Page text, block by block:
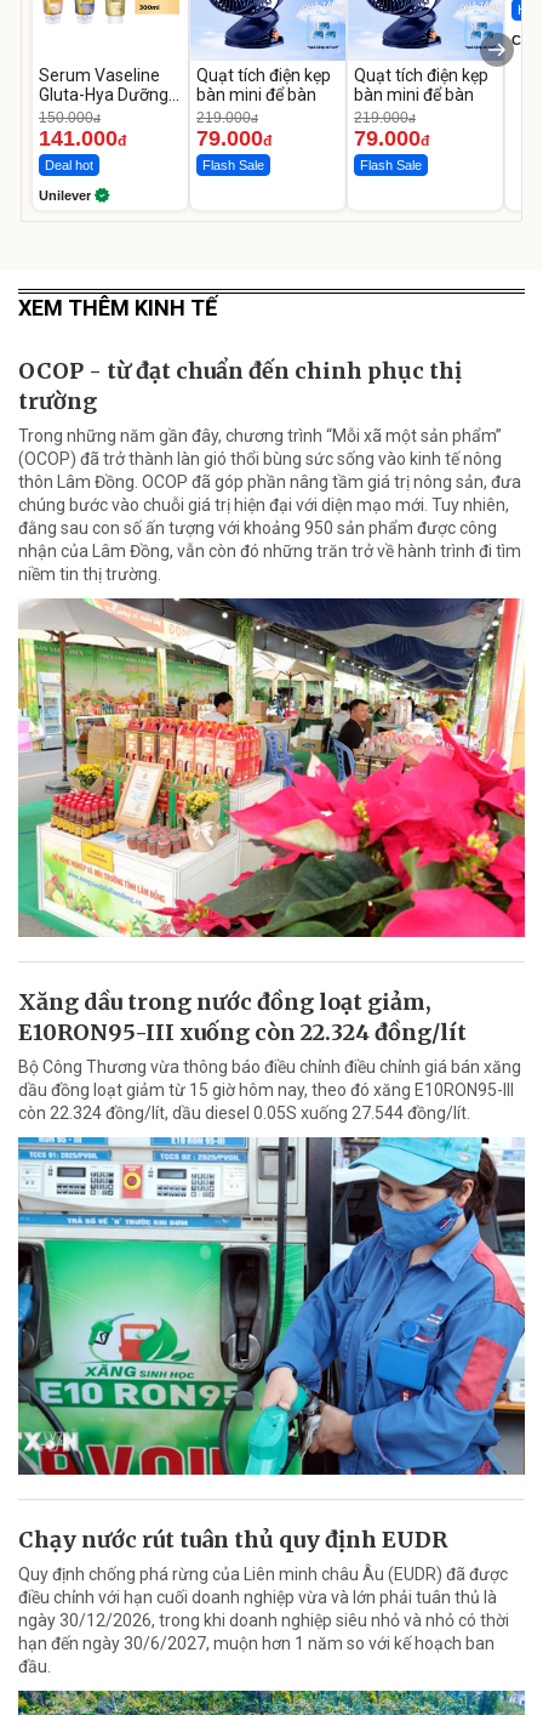
Serum Vaseline
Gluta-Hya Dưỡng
Da Sáng Mịn Sau 7
Ngày
150.000đ
141.000đ
Deal hot
Unilever
Quạt tích điện kẹp
bàn mini để bàn
219.000đ
79.000đ
Flash Sale
Quạt tích điện kẹp
bàn mini để bàn
219.000đ
79.000đ
Flash Sale
Hot
XEM THÊM KINH TẾ
OCOP - từ đạt chuẩn đến chinh phục thị
trường
Trong những năm gần đây, chương trình “Mỗi xã một sản phẩm”
(OCOP) đã trở thành làn gió thổi bùng sức sống vào kinh tế nông
thôn Lâm Đồng. OCOP đã góp phần nâng tầm giá trị nông sản, đưa
chúng bước vào chuỗi giá trị hiện đại với diện mạo mới. Tuy nhiên,
đằng sau con số ấn tượng với khoảng 950 sản phẩm được công
nhận của Lâm Đồng, vẫn còn đó những trăn trở về hành trình đi tìm
niềm tin thị trường.
Xăng dầu trong nước đồng loạt giảm,
E10RON95-III xuống còn 22.324 đồng/lít
Bộ Công Thương vừa thông báo điều chỉnh điều chỉnh giá bán xăng
dầu đồng loạt giảm từ 15 giờ hôm nay, theo đó xăng E10RON95-III
còn 22.324 đồng/lít, dầu diesel 0.05S xuống 27.544 đồng/lít.
Chạy nước rút tuân thủ quy định EUDR
Quy định chống phá rừng của Liên minh châu Âu (EUDR) đã được
điều chỉnh với hạn cuối doanh nghiệp vừa và lớn phải tuân thủ là
ngày 30/12/2026, trong khi doanh nghiệp siêu nhỏ và nhỏ có thời
hạn đến ngày 30/6/2027, muộn hơn 1 năm so với kế hoạch ban
đầu.